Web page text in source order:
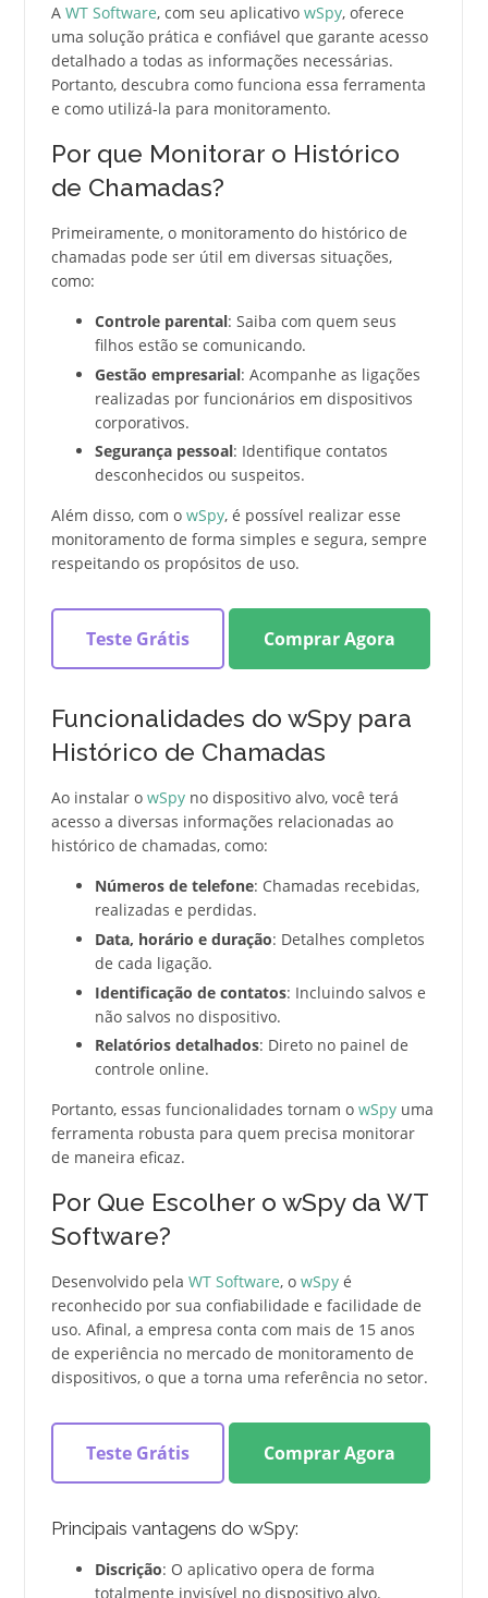
A WT Software, com seu aplicativo wSpy, oferece
uma solução prática e confiável que garante acesso
detalhado a todas as informações necessárias.
Portanto, descubra como funciona essa ferramenta
e como utilizá-la para monitoramento.
Por que Monitorar o Histórico
de Chamadas?
Primeiramente, o monitoramento do histórico de
chamadas pode ser útil em diversas situações,
como:
Controle parental: Saiba com quem seus
filhos estão se comunicando.
Gestão empresarial: Acompanhe as ligações
realizadas por funcionários em dispositivos
corporativos.
Segurança pessoal: Identifique contatos
desconhecidos ou suspeitos.
Além disso, com o wSpy, é possível realizar esse
monitoramento de forma simples e segura, sempre
respeitando os propósitos de uso.
Teste Grátis Comprar Agora
Funcionalidades do wSpy para
Histórico de Chamadas
Ao instalar o wSpyno dispositivo alvo, você terá
acesso a diversas informações relacionadas ao
histórico de chamadas, como:
Números de telefone: Chamadas recebidas,
realizadas e perdidas.
Data, horário e duração: Detalhes completos
de cada ligação.
Identificação de contatos: Incluindo salvos e
não salvos no dispositivo.
Relatórios detalhados: Direto no painel de
controle online.
Portanto, essas funcionalidades tornam o wSpyuma
ferramenta robusta para quem precisa monitorar
de maneira eficaz.
Por Que Escolher o wSpy da WT
Software?
Desenvolvido pela WT Software, o wSpyé
reconhecido por sua confiabilidade e facilidade de
uso. Afinal, a empresa conta com mais de 15 anos
de experiência no mercado de monitoramento de
dispositivos, o que a torna uma referência no setor.
Teste Grátis Comprar Agora
Principais vantagens do wSpy:
Discrição: O aplicativo opera de forma
totalmente invisível no dispositivo alvo.